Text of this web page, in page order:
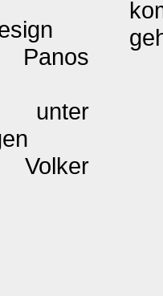
unter
Volker